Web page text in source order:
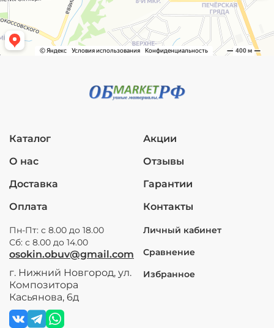
Каталог
О нас
Доставка
Оплата
Акции
Отзывы
Гарантии
Контакты
Пн-Пт: с 8.00 до 18.00
Сб: с 8.00 до 14.00
osokin.obuv@gmail.com
г. Нижний Новгород, ул.
Композитора
Касьянова, 6д
Личный кабинет
Сравнение
Избранное